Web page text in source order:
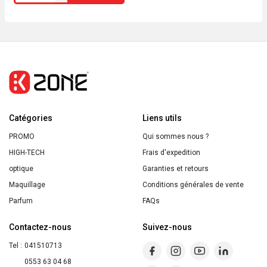
de
IS
BLACK
Catégories
PROMO
HIGH-TECH
optique
Maquillage
Parfum
Liens utils
Qui sommes nous ?
Frais d'expedition
Garanties et retours
Conditions générales de vente
FAQs
Contactez-nous
Tel : 041510713
0553 63 04 68
Suivez-nous